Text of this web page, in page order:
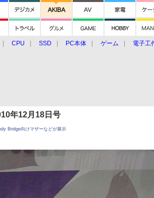
CPU SSD PC本体 ゲーム 電子工
年12月18日号
Bridge向けマザーなどが展示